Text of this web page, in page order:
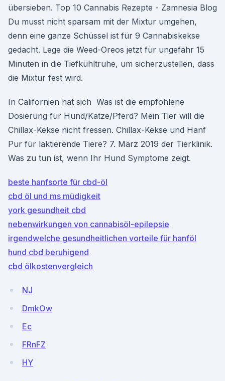
übersieben. Top 10 Cannabis Rezepte - Zamnesia Blog
Du musst nicht sparsam mit der Mixtur umgehen,
denn eine ganze Schüssel ist für 9 Cannabiskekse
gedacht. Lege die Weed-Oreos jetzt für ungefähr 15
Minuten in die Tiefkühltruhe, um sicherzustellen, dass
die Mixtur fest wird.
In Californien hat sich Was ist die empfohlene
Dosierung für Hund/Katze/Pferd? Mein Tier will die
Chillax-Kekse nicht fressen. Chillax-Kekse und Hanf
Pur für laktierende Tiere? 7. März 2019 der Tierklinik.
Was zu tun ist, wenn Ihr Hund Symptome zeigt.
beste hanfsorte für cbd-öl
cbd öl und ms müdigkeit
york gesundheit cbd
nebenwirkungen von cannabisöl-epilepsie
irgendwelche gesundheitlichen vorteile für hanföl
hund cbd beruhigend
cbd ölkostenvergleich
NJ
DmkOw
Ec
FRnFZ
HY